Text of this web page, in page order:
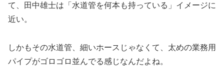
て、田中雄士は「水道管を何本も持っている」イメージに
近い。
しかもその水道管、細いホースじゃなくて、太めの業務用
パイプがゴロゴロ並んでる感じなんだよね。